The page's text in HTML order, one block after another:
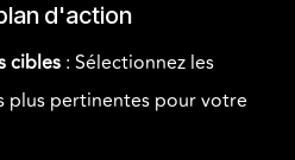
d'action
cibles : Sélectionnez les
plus pertinentes pour votre